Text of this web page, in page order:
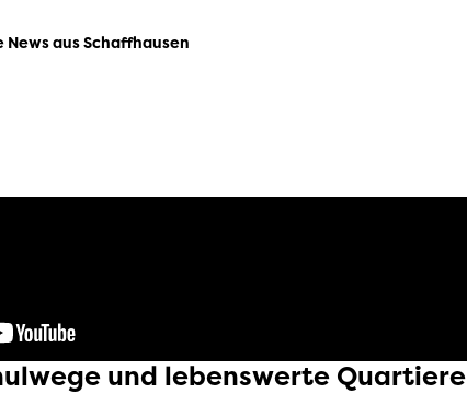
aus Schaffhausen
und lebenswerte Quartiere